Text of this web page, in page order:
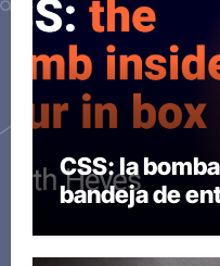
CSS: la
bandeja de